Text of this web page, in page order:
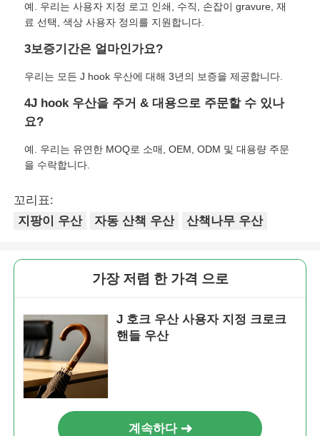
예. 우리는 사용자 지정 로고 인쇄, 수직, 손잡이 gravure, 재
료 선택, 색상 사용자 정의를 지원합니다.
3보증기간은 얼마인가요?
우리는 모든 J hook 우산에 대해 3년의 보증을 제공합니다.
4J hook 우산을 주거 & 대용으로 주문할 수 있나
요?
예. 우리는 유연한 MOQ로 소매, OEM, ODM 및 대용량 주문
을 수락합니다.
꼬리표:
지팡이 우산
자동 산책 우산 산책나무 우산
가장 저렴 한 가격 으로
J 호크 우산 사용자 지정 크로크
핸들 우산
계속하다